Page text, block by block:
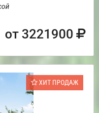
от 3221900
ХИТ ПРОДАЖ